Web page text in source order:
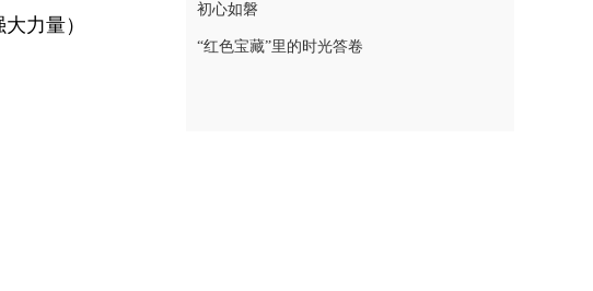
力量）
初心如磐
“红色宝藏”里的时光答卷